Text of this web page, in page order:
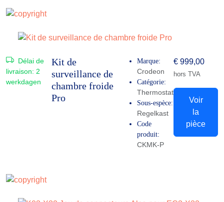
Délai de
livraison: 2
werkdagen
Kit de
surveillance de
chambre froide
Pro
Marque:
Crodeon
Catégorie:
Thermostat
Sous-espèce:
Regelkast
Code
produit:
CKMK-P
€ 999,00
hors TVA
Voir
la
pièce